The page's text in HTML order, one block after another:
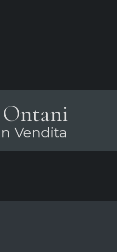
Vendita